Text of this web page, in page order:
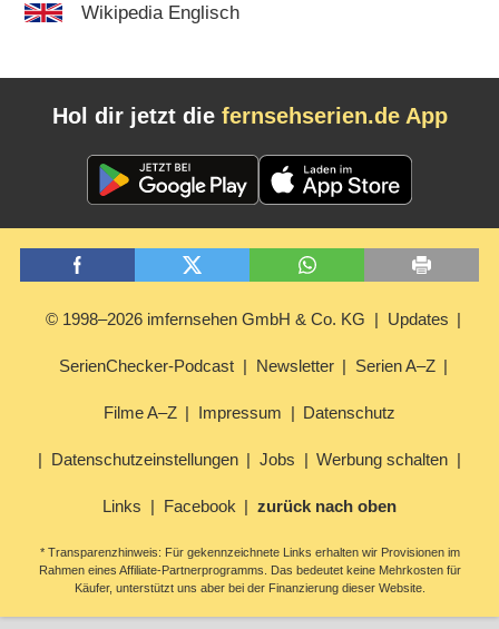
Wikipedia Englisch
Hol dir jetzt die fernsehserien.de App
© 1998–2026 imfernsehen GmbH & Co. KG Updates
SerienChecker-Podcast Newsletter Serien A–Z
Filme A–Z Impressum Datenschutz
Datenschutzeinstellungen Jobs Werbung schalten
Links Facebook zurück nach oben
* Transparenzhinweis: Für gekennzeichnete Links erhalten wir Provisionen im
Rahmen eines Affiliate-Partnerprogramms. Das bedeutet keine Mehrkosten für
Käufer, unterstützt uns aber bei der Finanzierung dieser Website.